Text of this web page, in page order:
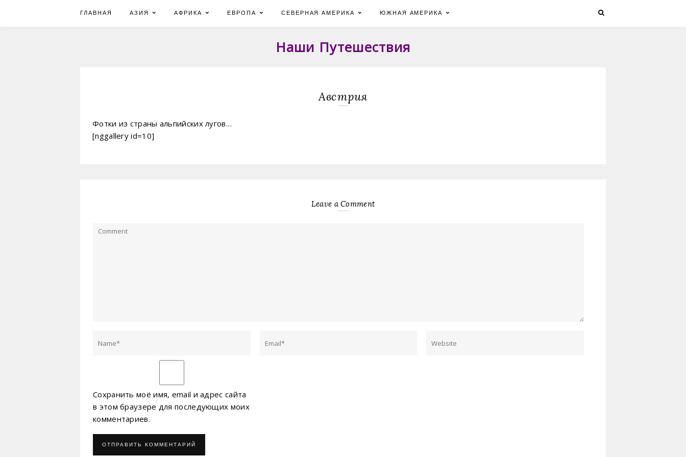
content
ГЛАВНАЯ АЗИЯ АФРИКА ЕВРОПА СЕВЕРНАЯ АМЕРИКА ЮЖНАЯ АМЕРИКА
Наши Путешествия
Австрия
Фотки из страны альпийских лугов…
[nggallery id=10]
Leave a Comment
Сохранить моё имя, email и адрес сайта
в этом браузере для последующих моих
комментариев.